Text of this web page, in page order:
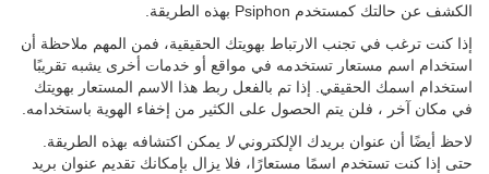
الكشف عن حالتك كمستخدم Psiphon بهذه الطريقة.
إذا كنت ترغب في تجنب الارتباط بهويتك الحقيقية، فمن المهم ملاحظة أن
استخدام اسم مستعار تستخدمه في مواقع أو خدمات أخرى يشبه تقريبًا
استخدام اسمك الحقيقي. إذا تم بالفعل ربط هذا الاسم المستعار بهويتك
في مكان آخر ، فلن يتم الحصول على الكثير من إخفاء الهوية باستخدامه.
لاحظ أيضًا أن عنوان بريدك الإلكتروني لا يمكن اكتشافه بهذه الطريقة.
حتى إذا كنت تستخدم اسمًا مستعارًا، فلا يزال بإمكانك تقديم عنوان بريد